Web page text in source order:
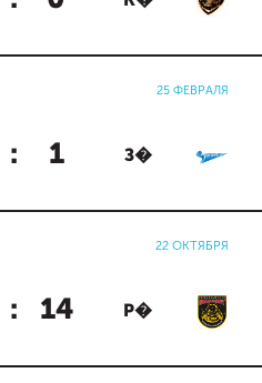
25 ФЕВРАЛЯ
: 1 З�
22 ОКТЯБРЯ
: 14 Р�